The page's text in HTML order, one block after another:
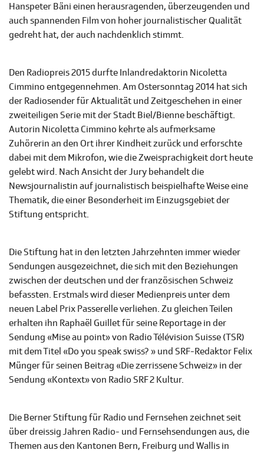
Hanspeter Bäni einen herausragenden, überzeugenden und
auch spannenden Film von hoher journalistischer Qualität
gedreht hat, der auch nachdenklich stimmt.
Den Radiopreis 2015 durfte Inlandredaktorin Nicoletta
Cimmino entgegennehmen. Am Ostersonntag 2014 hat sich
der Radiosender für Aktualität und Zeitgeschehen in einer
zweiteiligen Serie mit der Stadt Biel/Bienne beschäftigt.
Autorin Nicoletta Cimmino kehrte als aufmerksame
Zuhörerin an den Ort ihrer Kindheit zurück und erforschte
dabei mit dem Mikrofon, wie die Zweisprachigkeit dort heute
gelebt wird. Nach Ansicht der Jury behandelt die
Newsjournalistin auf journalistisch beispielhafte Weise eine
Thematik, die einer Besonderheit im Einzugsgebiet der
Stiftung entspricht.
Die Stiftung hat in den letzten Jahrzehnten immer wieder
Sendungen ausgezeichnet, die sich mit den Beziehungen
zwischen der deutschen und der französischen Schweiz
befassten. Erstmals wird dieser Medienpreis unter dem
neuen Label Prix Passerelle verliehen. Zu gleichen Teilen
erhalten ihn Raphaël Guillet für seine Reportage in der
Sendung «Mise au point» von Radio Télévision Suisse (TSR)
mit dem Titel «Do you speak swiss? » und SRF-Redaktor Felix
Münger für seinen Beitrag «Die zerrissene Schweiz» in der
Sendung «Kontext» von Radio SRF 2 Kultur.
Die Berner Stiftung für Radio und Fernsehen zeichnet seit
über dreissig Jahren Radio- und Fernsehsendungen aus, die
Themen aus den Kantonen Bern, Freiburg und Wallis in